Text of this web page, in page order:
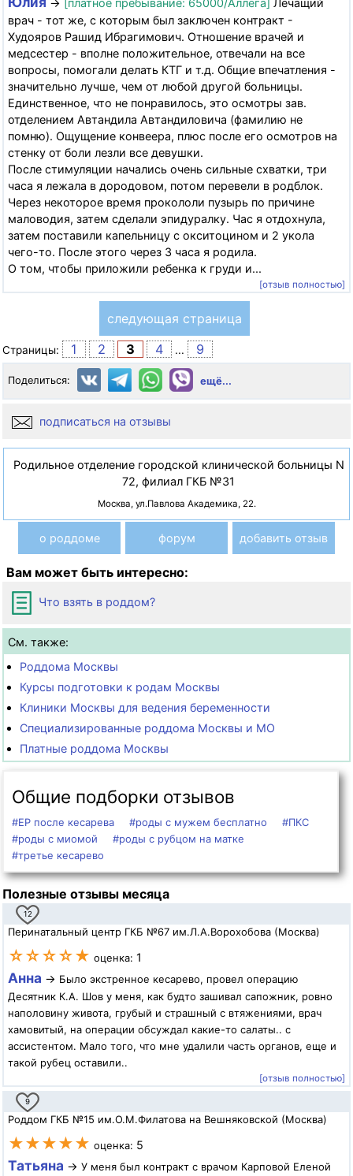
→ [платное пребывание: 65000/Аллега] Лечащий
врач - тот же, с которым был заключен контракт -
Худояров Рашид Ибрагимович. Отношение врачей и
медсестер - вполне положительное, отвечали на все
вопросы, помогали делать КТГ и т.д. Общие впечатления -
значительно лучше, чем от любой другой больницы.
Единственное, что не понравилось, это осмотры зав.
отделением Автандила Автандиловича (фамилию не
помню). Ощущение конвеера, плюс после его осмотров на
стенку от боли лезли все девушки.
После стимуляции начались очень сильные схватки, три
часа я лежала в дородовом, потом перевели в родблок.
Через некоторое время прокололи пузырь по причине
маловодия, затем сделали эпидуралку. Час я отдохнула,
затем поставили капельницу с окситоцином и 2 укола
чего-то. После этого через 3 часа я родила.
О том, чтобы приложили ребенка к груди и...
[отзыв полностью]
следующая страница
Страницы: 1 2 3 4 ... 9
Поделиться: ещё...
подписаться на отзывы
Родильное отделение городской клинической больницы N
72, филиал ГКБ №31
Москва, ул.Павлова Академика, 22.
о роддоме форум добавить отзыв
Вам может быть интересно:
Что взять в роддом?
См. также:
Роддома Москвы
Курсы подготовки к родам Москвы
Клиники Москвы для ведения беременности
Специализированные роддома Москвы и МО
Платные роддома Москвы
Общие подборки отзывов
#ЕР после кесарева #роды с мужем бесплатно
#ПКС
#роды с миомой
#роды с рубцом на матке
#третье кесарево
Полезные отзывы месяца
12
Перинатальный центр ГКБ №67 им.Л.А.Ворохобова (Москва)
☆☆☆☆★ оценка: 1
Анна → Было экстренное кесарево, провел операцию
Десятник К.А. Шов у меня, как будто зашивал сапожник, ровно
наполовину живота, грубый и страшный с втяжениями, врач
хамовитый, на операции обсуждал какие-то салаты.. с
ассистентом. Мало того, что мне удалили часть органов, еще и
такой рубец оставили..
[отзыв полностью]
9
Роддом ГКБ №15 им.О.М.Филатова на Вешняковской (Москва)
★★★★★ оценка: 5
Татьяна → У меня был контракт с врачом Карповой Еленой